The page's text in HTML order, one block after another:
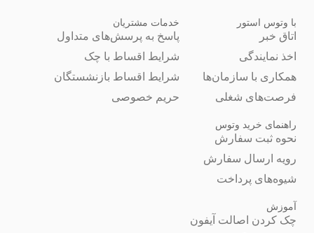
با وتوس استور
اتاق خبر
اخذ نمایندگی
همکاری با سازمان‌ها
فرصت‌های شغلی
خدمات مشتریان
پاسخ به پرسش‌های متداول
شرایط اقساط با چک
شرایط اقساط بازنشستگان
حریم خصوصی
راهنمای خرید وتوس
نحوه ثبت سفارش
رویه ارسال سفارش
شیوه‌های پرداخت
آموزش
چک کردن اصالت آیفون